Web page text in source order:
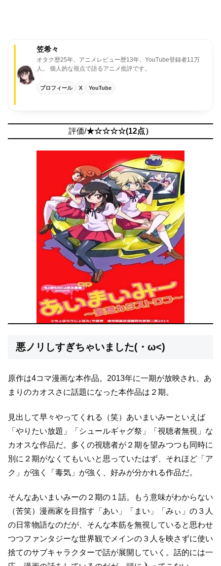
笠希々
オタク歴25年、アニメレビュー歴13年、YouTube登録者11万
人。
個人的な視点で語るアニメ批評です。
プロフィール X YouTube
評価/★☆☆☆☆(12点）
悪ノリしすぎちゃいました(・ω<)
原作は4コマ漫画な本作品。 2013年に一期が放映され、あ
まりのカオスさに話題になった本作品は２期。
見出して早々やってくれる（笑） あいまいみーといえば
「やりたい放題」「シュールギャグ祭」「視聴者無視」な
カオスな作品だ。 多くの視聴者が２期を望みつつも同時に
別に２期がなくてもいいと思っていたはず、 それほど「ア
ク」が強く「毒気」が強く、好みが分かれる作品だ。
そんなあいまいみーの２期の１話。もう意味がわからない
（苦笑） 漫画家を目指す「あい」「まい」「みぃ」の３人
の日常物語なのだが、 そんな本筋を無視していると思わせ
つつファンタジーな世界観でメインの３人を映さずに使い
捨てのサブキャラクターで話が展開していく。 話的には一